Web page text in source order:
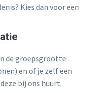
Kies dan voor een
de groepsgrootte
en of je zelf een
bij ons huurt.